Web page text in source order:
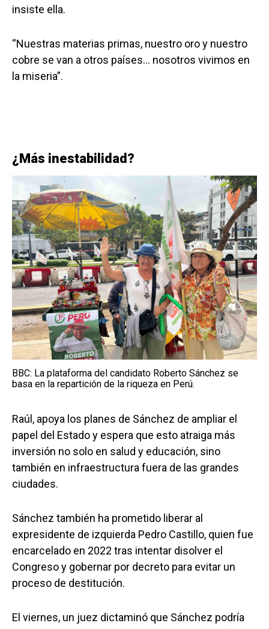
insiste ella.
“Nuestras materias primas, nuestro oro y nuestro
cobre se van a otros países… nosotros vivimos en
la miseria”.
¿Más inestabilidad?
BBC: La plataforma del candidato Roberto Sánchez se
basa en la repartición de la riqueza en Perú.
Raúl, apoya los planes de Sánchez de ampliar el
papel del Estado y espera que esto atraiga más
inversión no solo en salud y educación, sino
también en infraestructura fuera de las grandes
ciudades.
Sánchez también ha prometido liberar al
expresidente de izquierda Pedro Castillo, quien fue
encarcelado en 2022 tras intentar disolver el
Congreso y gobernar por decreto para evitar un
proceso de destitución.
El viernes, un juez dictaminó que Sánchez podría